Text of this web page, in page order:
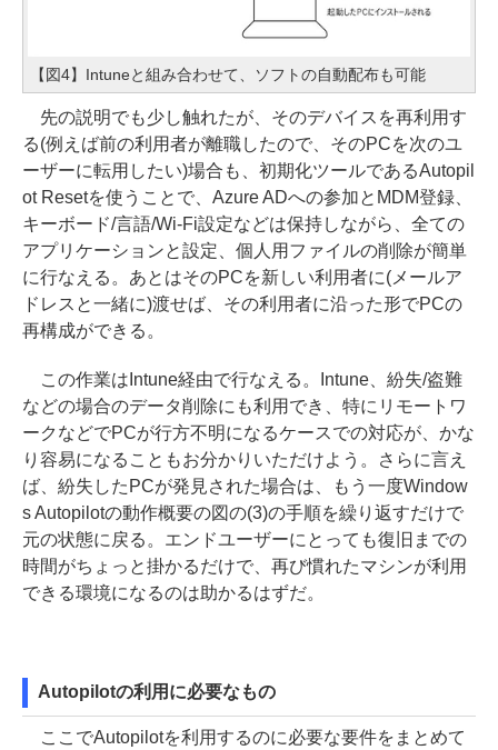
【図4】Intuneと組み合わせて、ソフトの自動配布も可能
先の説明でも少し触れたが、そのデバイスを再利用す
る(例えば前の利用者が離職したので、そのPCを次のユ
ーザーに転用したい)場合も、初期化ツールであるAutopil
ot Resetを使うことで、Azure ADへの参加とMDM登録、
キーボード/言語/Wi-Fi設定などは保持しながら、全ての
アプリケーションと設定、個人用ファイルの削除が簡単
に行なえる。あとはそのPCを新しい利用者に(メールア
ドレスと一緒に)渡せば、その利用者に沿った形でPCの
再構成ができる。
この作業はIntune経由で行なえる。Intune、紛失/盗難
などの場合のデータ削除にも利用でき、特にリモートワ
ークなどでPCが行方不明になるケースでの対応が、かな
り容易になることもお分かりいただけよう。さらに言え
ば、紛失したPCが発見された場合は、もう一度Window
s Autopilotの動作概要の図の(3)の手順を繰り返すだけで
元の状態に戻る。エンドユーザーにとっても復旧までの
時間がちょっと掛かるだけで、再び慣れたマシンが利用
できる環境になるのは助かるはずだ。
Autopilotの利用に必要なもの
ここでAutopilotを利用するのに必要な要件をまとめて